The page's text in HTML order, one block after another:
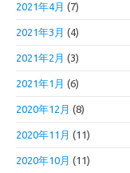
2021年4月 (7)
2021年3月 (4)
2021年2月 (3)
2021年1月 (6)
2020年12月 (8)
2020年11月 (11)
2020年10月 (11)